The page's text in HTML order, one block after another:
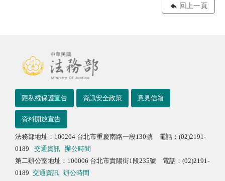
回上一頁
隱私權保護宣告 資訊安全政策 意見信箱
資料開放宣告
法務部地址：100204 台北市重慶南路一段130號 電話：(02)2191-
0189
交通資訊
辦公時間
第二辦公室地址：100006 台北市貴陽街1段235號 電話：(02)2191-
0189 交通資訊 辦公時間